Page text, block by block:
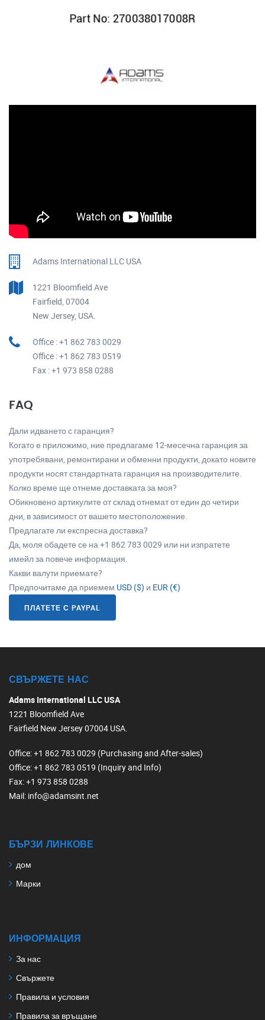
Adams International LLC USA
1221 Bloomfield Ave
Fairfield, 07004
New Jersey, USA.
Office : +1 862 783 0029
Office : +1 862 783 0519
Fax : +1 973 858 0288
FAQ
Дали идването с гаранция?
Когато е приложимо, ние предлагаме 12-месечна гаранция за
употребявани, ремонтирани и обменни продукти, докато новите
продукти носят стандартната гаранция на производителите.
Колко време ще отнеме доставката за моя?
Обикновено артикулите от склад отнемат от един до четири
дни, в зависимост от вашето местоположение.
Предлагате ли експресна доставка?
Да, моля обадете се на +1 862 783 0029 или ни изпратете
имейл за повече информация.
Какви валути приемате?
Предпочитаме да приемем USD ($) и EUR (€)
ПЛАТЕТЕ С PAYPAL
СВЪРЖЕТЕ НАС
Adams International LLC USA
1221 Bloomfield Ave
Fairfield New Jersey 07004 USA.
Office: +1 862 783 0029 (Purchasing and After-sales)
Office: +1 862 783 0519 (Inquiry and Info)
Fax: +1 973 858 0288
Mail: info@adamsint.net
БЪРЗИ ЛИНКОВЕ
дом
Марки
ИНФОРМАЦИЯ
За нас
Свържете
Правила и условия
Правила за връщане